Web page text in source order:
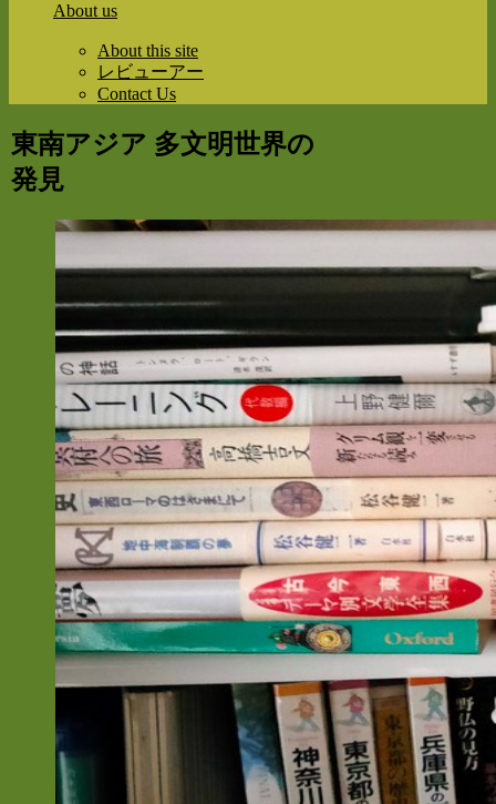
About us
About this site
レビューアー
Contact Us
東南アジア 多文明世界の
発見